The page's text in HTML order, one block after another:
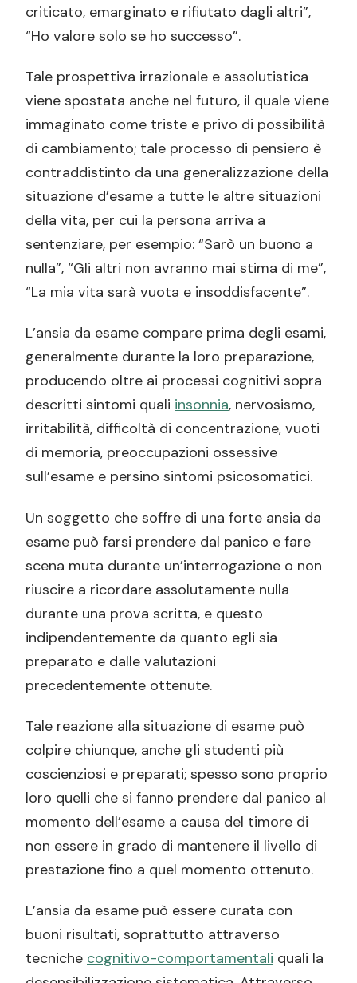
criticato, emarginato e rifiutato dagli altri”,
“Ho valore solo se ho successo”.
Tale prospettiva irrazionale e assolutistica
viene spostata anche nel futuro, il quale viene
immaginato come triste e privo di possibilità
di cambiamento; tale processo di pensiero è
contraddistinto da una generalizzazione della
situazione d’esame a tutte le altre situazioni
della vita, per cui la persona arriva a
sentenziare, per esempio: “Sarò un buono a
nulla”, “Gli altri non avranno mai stima di me”,
“La mia vita sarà vuota e insoddisfacente”.
L’ansia da esame compare prima degli esami,
generalmente durante la loro preparazione,
producendo oltre ai processi cognitivi sopra
descritti sintomi quali insonnia, nervosismo,
irritabilità, difficoltà di concentrazione, vuoti
di memoria, preoccupazioni ossessive
sull’esame e persino sintomi psicosomatici.
Un soggetto che soffre di una forte ansia da
esame può farsi prendere dal panico e fare
scena muta durante un’interrogazione o non
riuscire a ricordare assolutamente nulla
durante una prova scritta, e questo
indipendentemente da quanto egli sia
preparato e dalle valutazioni
precedentemente ottenute.
Tale reazione alla situazione di esame può
colpire chiunque, anche gli studenti più
coscienziosi e preparati; spesso sono proprio
loro quelli che si fanno prendere dal panico al
momento dell’esame a causa del timore di
non essere in grado di mantenere il livello di
prestazione fino a quel momento ottenuto.
L’ansia da esame può essere curata con
buoni risultati, soprattutto attraverso
tecniche cognitivo-comportamentali quali la